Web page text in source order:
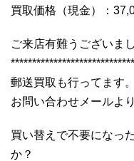
買取価格（現金）：
ご来店有難うございま
郵送買取も行ってます。
お問い合わせメールよ
買い替えで不要になっ
か？